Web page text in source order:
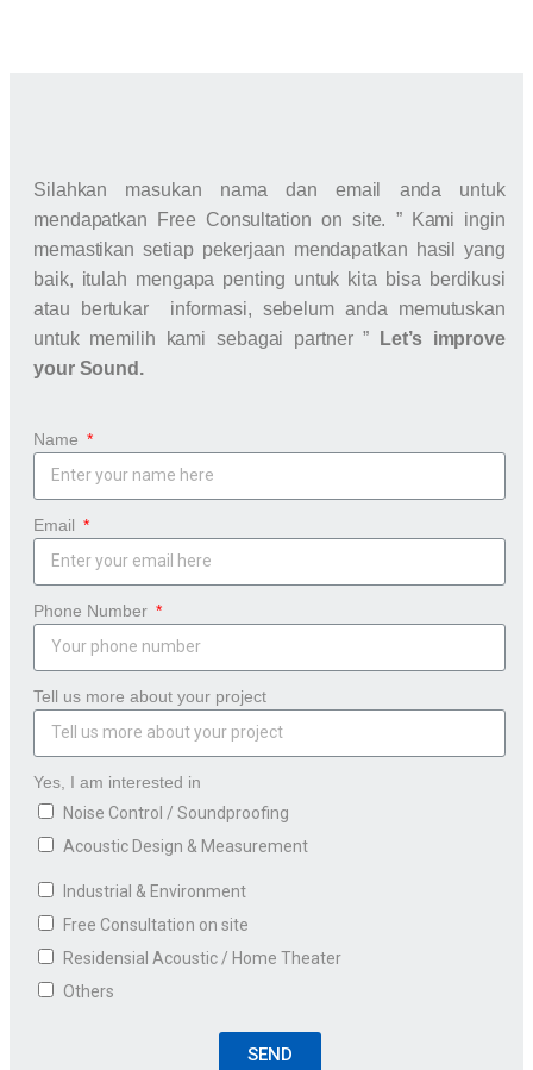
Silahkan masukan nama dan email anda untuk
mendapatkan Free Consultation on site. ” Kami ingin
memastikan setiap pekerjaan mendapatkan hasil yang
baik, itulah mengapa penting untuk kita bisa berdikusi
atau bertukar informasi, sebelum anda memutuskan
untuk memilih kami sebagai partner ”
Let’s improve
your Sound.
Name
Email
Phone Number
Tell us more about your project
Yes, I am interested in
Noise Control / Soundproofing
Acoustic Design & Measurement
Industrial & Environment
Free Consultation on site
Residensial Acoustic / Home Theater
Others
SEND